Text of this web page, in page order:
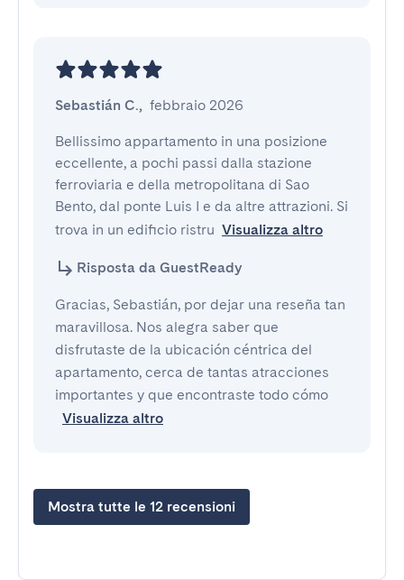
Sebastián C., febbraio 2026
Bellissimo appartamento in una posizione
eccellente, a pochi passi dalla stazione
ferroviaria e della metropolitana di Sao
Bento, dal ponte Luis I e da altre attrazioni. Si
trova in un edificio ristru Visualizza altro
Risposta da GuestReady
Gracias, Sebastián, por dejar una reseña tan
maravillosa. Nos alegra saber que
disfrutaste de la ubicación céntrica del
apartamento, cerca de tantas atracciones
importantes y que encontraste todo cómo
Visualizza altro
Mostra tutte le 12 recensioni